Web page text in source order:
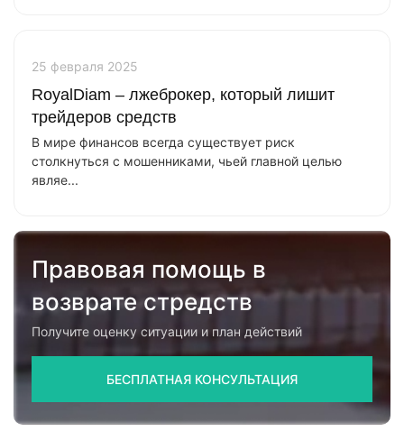
25 февраля 2025
RoyalDiam – лжеброкер, который лишит
трейдеров средств
В мире финансов всегда существует риск
столкнуться с мошенниками, чьей главной целью
являе...
Правовая помощь в
возврате стредств
Получите оценку ситуации и план действий
БЕСПЛАТНАЯ КОНСУЛЬТАЦИЯ